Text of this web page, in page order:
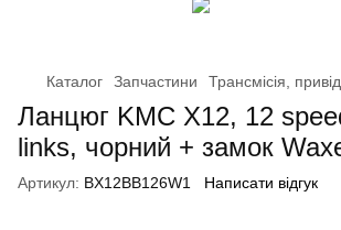
Каталог Запчастини Трансмісія, привід
Ланцюг KMC X12, 12
links, чорний + замок
Артикул: BX12BB126W1 Написати відгук